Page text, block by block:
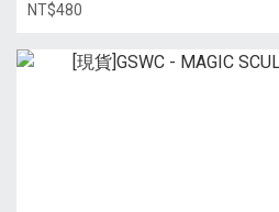
NT$480